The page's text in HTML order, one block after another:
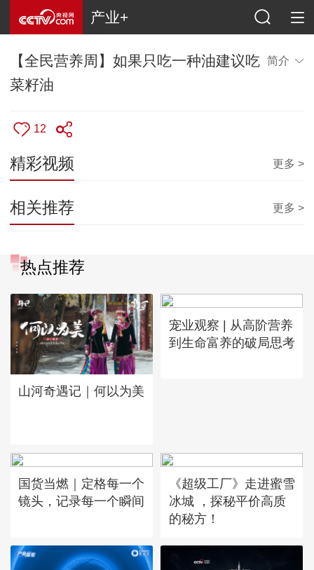
产业+
【全民营养周】如果只吃一种油建议吃
菜籽油
简介
12
精彩视频 更多 >
相关推荐 更多 >
热点推荐
山河奇遇记｜何以为美
宠业观察 | 从高阶营养
到生命富养的破局思考
国货当燃｜定格每一个
镜头，记录每一个瞬间
《超级工厂》走进蜜雪
冰城 ，探秘平价高质
的秘方！